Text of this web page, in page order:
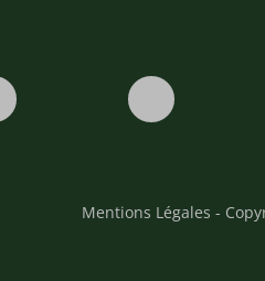
Mentions Légales -